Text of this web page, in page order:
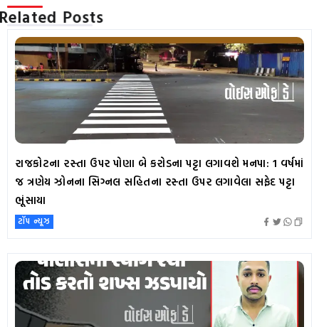
Related Posts
રાજકોટના રસ્તા ઉપર પોણા બે કરોડના પટ્ટા લગાવશે મનપા: 1 વર્ષમાં
જ ત્રણેય ઝોનના સિગ્નલ સહિતના રસ્તા ઉપર લગાવેલા સફેદ પટ્ટા
ભૂંસાયા
ટૉપ ન્યૂઝ